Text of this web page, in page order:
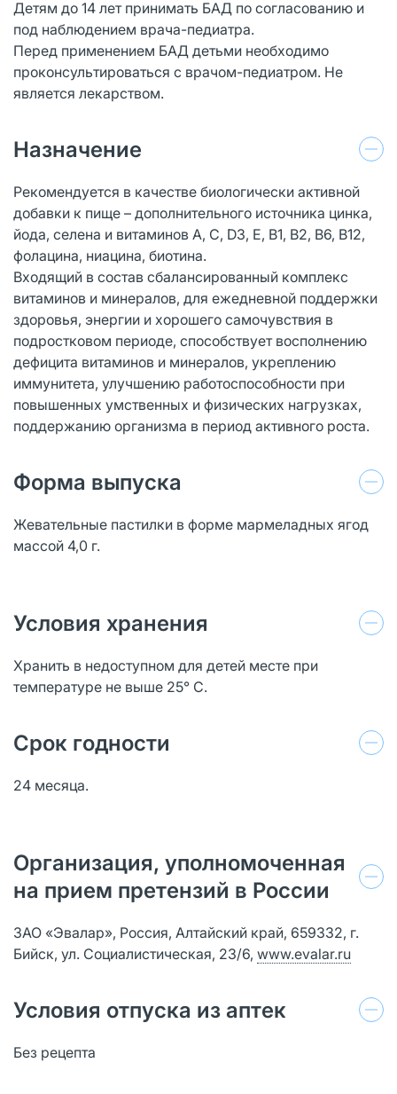
Детям до 14 лет принимать БАД по согласованию и
под наблюдением врача-педиатра.
Перед применением БАД детьми необходимо
проконсультироваться с врачом-педиатром. Не
является лекарством.
Назначение
Рекомендуется в качестве биологически активной
добавки к пище – дополнительного источника цинка,
йода, селена и витаминов А, С, D3, E, В1, В2, В6, В12,
фолацина, ниацина, биотина.
Входящий в состав сбалансированный комплекс
витаминов и минералов, для ежедневной поддержки
здоровья, энергии и хорошего самочувствия в
подростковом периоде, способствует восполнению
дефицита витаминов и минералов, укреплению
иммунитета, улучшению работоспособности при
повышенных умственных и физических нагрузках,
поддержанию организма в период активного роста.
Форма выпуска
Жевательные пастилки в форме мармеладных ягод
массой 4,0 г.
Условия хранения
Хранить в недоступном для детей месте при
температуре не выше 25° С.
Срок годности
24 месяца.
Организация, уполномоченная
на прием претензий в России
ЗАО «Эвалар», Россия, Алтайский край, 659332, г.
Бийск, ул. Социалистическая, 23/6, www.evalar.ru
Условия отпуска из аптек
Без рецепта